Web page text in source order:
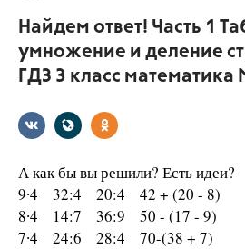
Найдем ответ! Часть 1
умножение и деление
ГДЗ 3 класс математика
А как бы вы решили? Есть идеи?
9∙4 32:4 20:4 42 + (20 - 8)
8∙4 14:7 36:9 50 - (17 - 9)
7∙4 24:6 28:4 70-(38 + 7)